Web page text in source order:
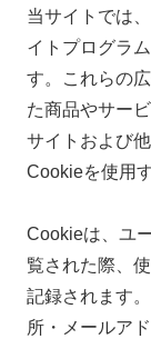
当サイトでは
イトプログラ
す。これらの
た商品やサー
サイトおよび
Cookieを使用
Cookieは、ユ
覧された際、
記録されます
所・メールア